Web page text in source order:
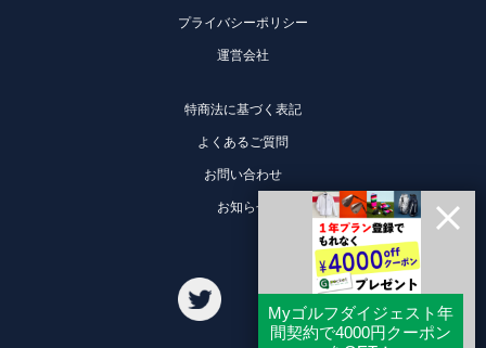
プライバシーポリシー
運営会社
特商法に基づく表記
よくあるご質問
お問い合わせ
お知らせ